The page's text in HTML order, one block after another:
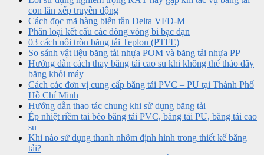
con lăn xếp truyền động
Cách đọc mã hàng biến tần Delta VFD-M
Phân loại kết cấu các dòng vòng bi bạc đạn
03 cách nối tròn băng tải Teplon (PTFE)
So sánh vật liệu băng tải nhựa POM và băng tải nhựa PP
Hướng dẫn cách thay băng tải cao su khi không thể tháo dây
băng khỏi máy
Cách các đơn vị cung cấp băng tải PVC – PU tại Thành Phố
Hồ Chí Minh
Hướng dẫn thao tác chung khi sử dụng băng tải
Ép nhiệt riềm tai bèo băng tải PVC, băng tải PU, băng tải cao
su
Khi nào sử dụng thanh nhôm định hình trong thiết kế băng
tải?